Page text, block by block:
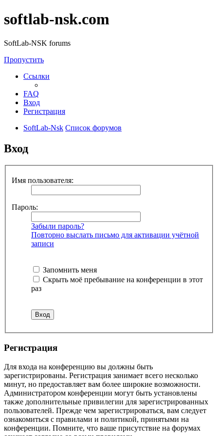
softlab-nsk.com
SoftLab-NSK forums
Пропустить
Ссылки
FAQ
Вход
Регистрация
SoftLab-Nsk Список форумов
Вход
Имя пользователя:
Пароль:
Забыли пароль?
Повторно выслать письмо для активации учётной
записи
Запомнить меня
Скрыть моё пребывание на конференции в этот
раз
Регистрация
Для входа на конференцию вы должны быть
зарегистрированы. Регистрация занимает всего несколько
минут, но предоставляет вам более широкие возможности.
Администратором конференции могут быть установлены
также дополнительные привилегии для зарегистрированных
пользователей. Прежде чем зарегистрироваться, вам следует
ознакомиться с правилами и политикой, принятыми на
конференции. Помните, что ваше присутствие на форумах